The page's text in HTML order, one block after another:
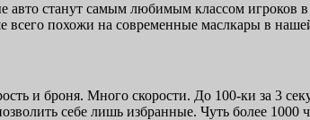
авто станут самым любимым классом игроков в
всего похожи на современные маслкары в
и броня. Много скорости. До 100-ки за 3
себе лишь избранные. Чуть более 1000